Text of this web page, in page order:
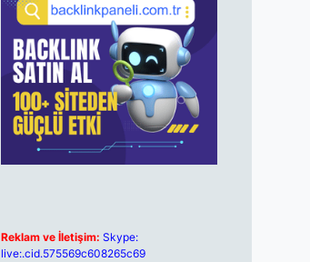
Reklam ve İletişim: Skype:
live:.cid.575569c608265c69